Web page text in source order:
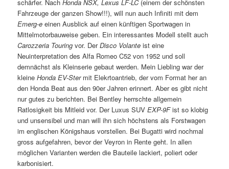
schärfer. NachHonda NSX, Lexus LF-LC(einem der schönsten
Fahrzeuge der ganzen Show!!!), will nun auch Infiniti mit dem
Emerg-e einen Ausblick auf einen künftigen Sportwagen in
Mittelmotorbauweise geben. Ein interessantes Modell stellt auch
Carozzeria Touringvor. DerDisco Volante ist eine
Neuinterpretation des Alfa Romeo C52 von 1952 und soll
demnächst als Kleinserie gebaut werden. Mein Liebling war der
kleineHonda EV-Stermit Elekrtoantrieb, der vom Format her an
den Honda Beat aus den 90er Jahren erinnert. Aber es gibt nicht
nur gutes zu berichten. Bei Bentley herrschte allgemein
Ratlosigkeit bis Mitleid vor. Der Luxus SUVEXP-9Fist so klobig
und unsensibel und man will ihn sich höchstens als Forstwagen
im englischen Königshaus vorstellen. Bei Bugatti wird nochmal
gross aufgefahren, bevor der Veyron in Rente geht. In allen
möglichen Varianten werden die Bauteile lackiert, poliert oder
karbonisiert.